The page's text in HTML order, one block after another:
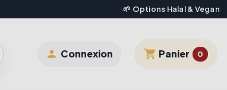
🌱 Options Halal & Vegan
 Connexion shopping_cart Panier 0